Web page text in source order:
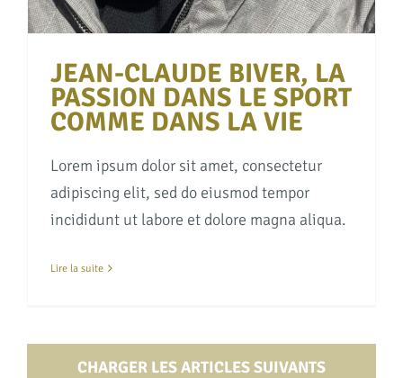
JEAN-CLAUDE BIVER, LA
PASSION DANS LE SPORT
COMME DANS LA VIE
Lorem ipsum dolor sit amet, consectetur
adipiscing elit, sed do eiusmod tempor
incididunt ut labore et dolore magna aliqua.
Lire la suite
CHARGER LES ARTICLES SUIVANTS